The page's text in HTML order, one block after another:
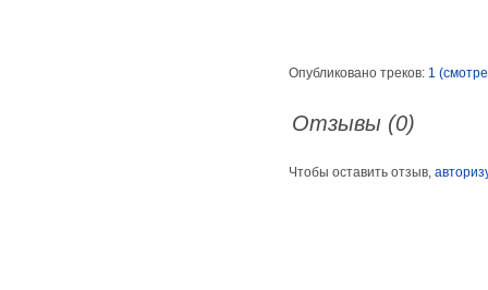
Опубликовано треков: 1
Отзывы (0)
Чтобы оставить отзыв,